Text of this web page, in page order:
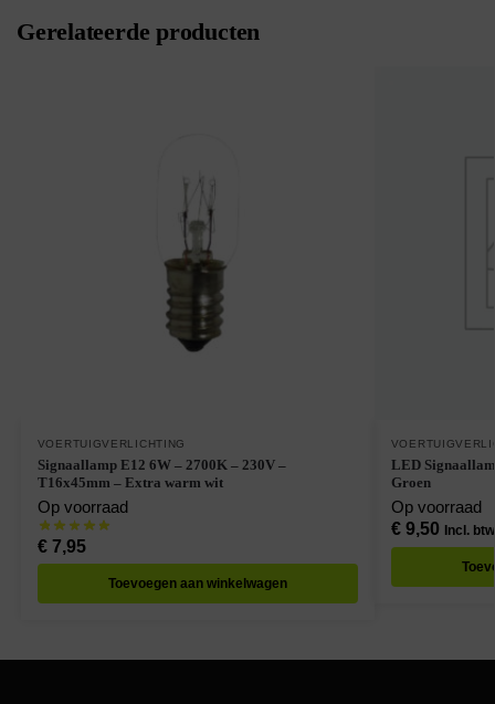
Gerelateerde producten
VOERTUIGVERLICHTING
Signaallamp E12 6W – 2700K – 230V –
T16x45mm – Extra warm wit
Op voorraad
€7,95
Toevoegen aan winkelwagen
LED
Groen
Op voorraad
€9,50 Incl. btw